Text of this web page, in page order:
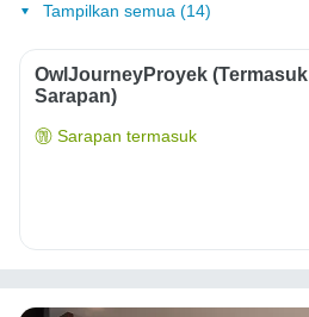
Tampilkan semua (14)
OwlJourneyProyek (Termasuk
Sarapan)
Sarapan termasuk